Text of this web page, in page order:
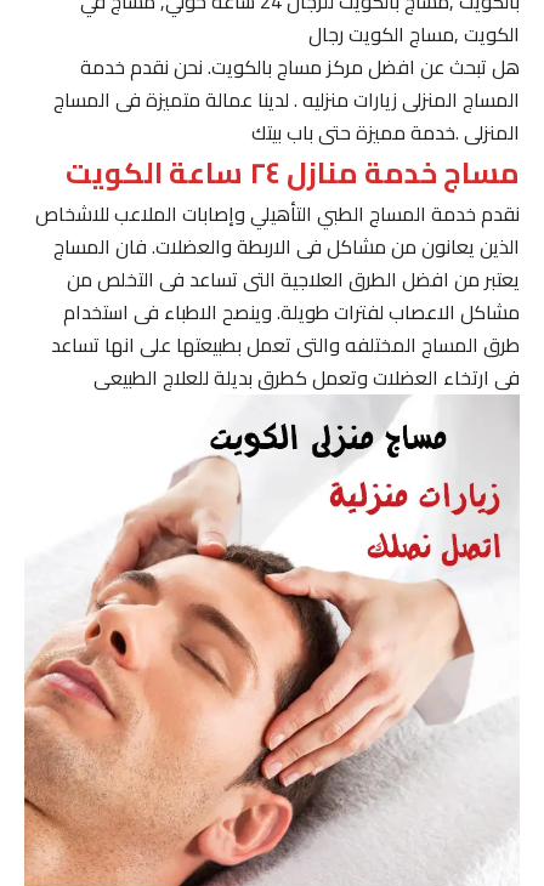
الكويت ,مساج الكويت رجال
هل تبحث عن افضل مركز مساج بالكويت. نحن نقدم خدمة
المساج المنزلى زيارات منزليه . لدينا عمالة متميزة فى المساج
المنزلى .خدمة مميزة حتى باب بيتك
مساج خدمة منازل ٢٤ ساعة الكويت
نقدم خدمة المساج الطبي التأهيلي وإصابات الملاعب للاشخاص
الذين يعانون من مشاكل فى الاربطة والعضلات. فان المساج
يعتبر من افضل الطرق العلاجية التى تساعد فى التخلص من
مشاكل الاعصاب لفترات طويلة. وينصح الاطباء فى استخدام
طرق المساج المختلفه والتى تعمل بطبيعتها على انها تساعد
فى ارتخاء العضلات وتعمل كطرق بديلة للعلاج الطبيعى